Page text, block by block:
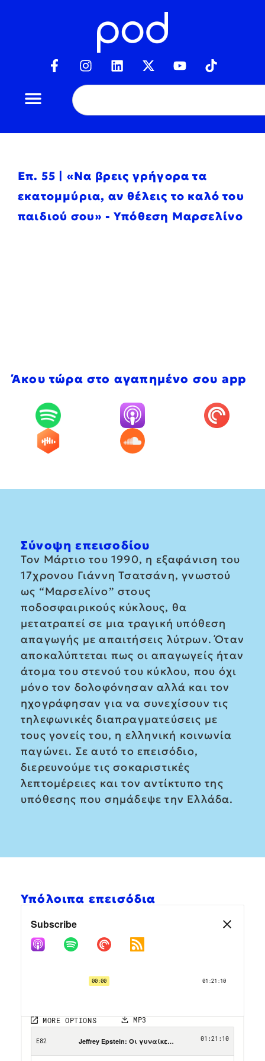
Επ. 55 | «Να βρεις γρήγορα τα
εκατομμύρια, αν θέλεις το καλό του
παιδιού σου» - Υπόθεση Μαρσελίνο
Άκου τώρα στο αγαπημένο σου app
Σύνοψη επεισοδίου
Τον Μάρτιο του 1990, η εξαφάνιση του
17χρονου Γιάννη Τσατσάνη, γνωστού
ως “Μαρσελίνο” στους
ποδοσφαιρικούς κύκλους, θα
μετατραπεί σε μια τραγική υπόθεση
απαγωγής με απαιτήσεις λύτρων. Όταν
αποκαλύπτεται πως οι απαγωγείς ήταν
άτομα του στενού του κύκλου, που όχι
μόνο τον δολοφόνησαν αλλά και τον
ηχογράφησαν για να συνεχίσουν τις
τηλεφωνικές διαπραγματεύσεις με
τους γονείς του, η ελληνική κοινωνία
παγώνει. Σε αυτό το επεισόδιο,
διερευνούμε τις σοκαριστικές
λεπτομέρειες και τον αντίκτυπο της
υπόθεσης που σημάδεψε την Ελλάδα.
Υπόλοιπα επεισόδια